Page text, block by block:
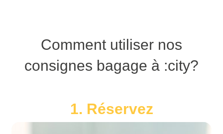
Comment utiliser nos
consignes bagage à :city?
1. Réservez